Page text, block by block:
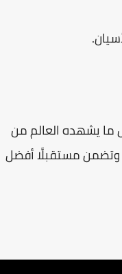
ما يشهده العالم من
وتضمن مستقبلًا أفضل